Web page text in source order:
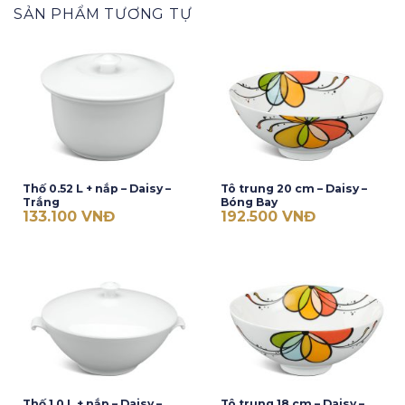
SẢN PHẨM TƯƠNG TỰ
Thố 0.52 L + nắp – Daisy –
Trắng
133.100 VNĐ
Tô trung 20 cm – Daisy –
Bóng Bay
192.500 VNĐ